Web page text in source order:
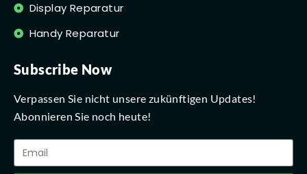
Display Reparatur
Handy Reparatur
Subscribe Now
Verpassen Sie nicht unsere zukünftigen Updates!
Abonnieren Sie noch heute!